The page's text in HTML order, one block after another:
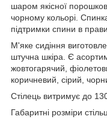
шаром якісної
чорному кольорі.
підтримки спини в
М'яке сидіння
штучна шкіра. Є
жовтогарячий,
коричневий, сірий,
Стілець витримує до 130
Габаритні розміри